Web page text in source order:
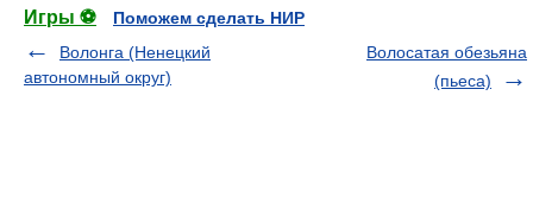
Игры ⚽
Поможем сделать НИР
Волонга (Ненецкий
автономный округ)
Волосатая обезьяна
(пьеса)